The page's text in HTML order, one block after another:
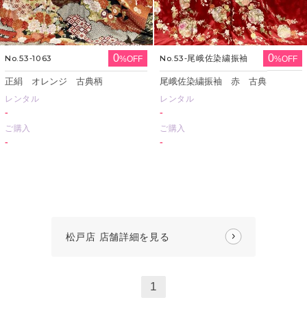
No.53‐1063 0%OFF
正絹 オレンジ 古典柄
レンタル
-
ご購入
-
No.53‐尾峨佐染繍振袖 0%OFF
尾峨佐染繍振袖 赤 古典
レンタル
-
ご購入
-
松戸店 店舗詳細を見る
1